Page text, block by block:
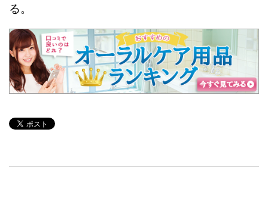
る。